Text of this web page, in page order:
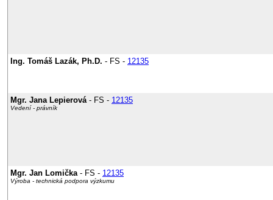
Ing. Tomáš Lazák, Ph.D. - FS - 12135
Mgr. Jana Lepierová- FS - 12135
Vedení - právník
Mgr. Jan Lomička- FS - 12135
Výroba - technická podpora výzkumu